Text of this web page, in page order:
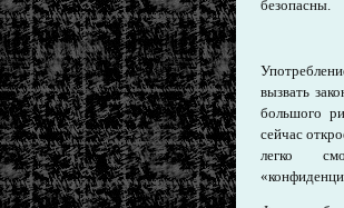
безопасны.
вызвать
большого
сейчас
легко